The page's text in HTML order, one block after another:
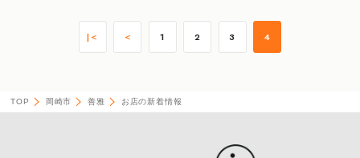
|＜ ＜ 1 2 3 4
TOP 岡崎市 善雅 お店の新着情報